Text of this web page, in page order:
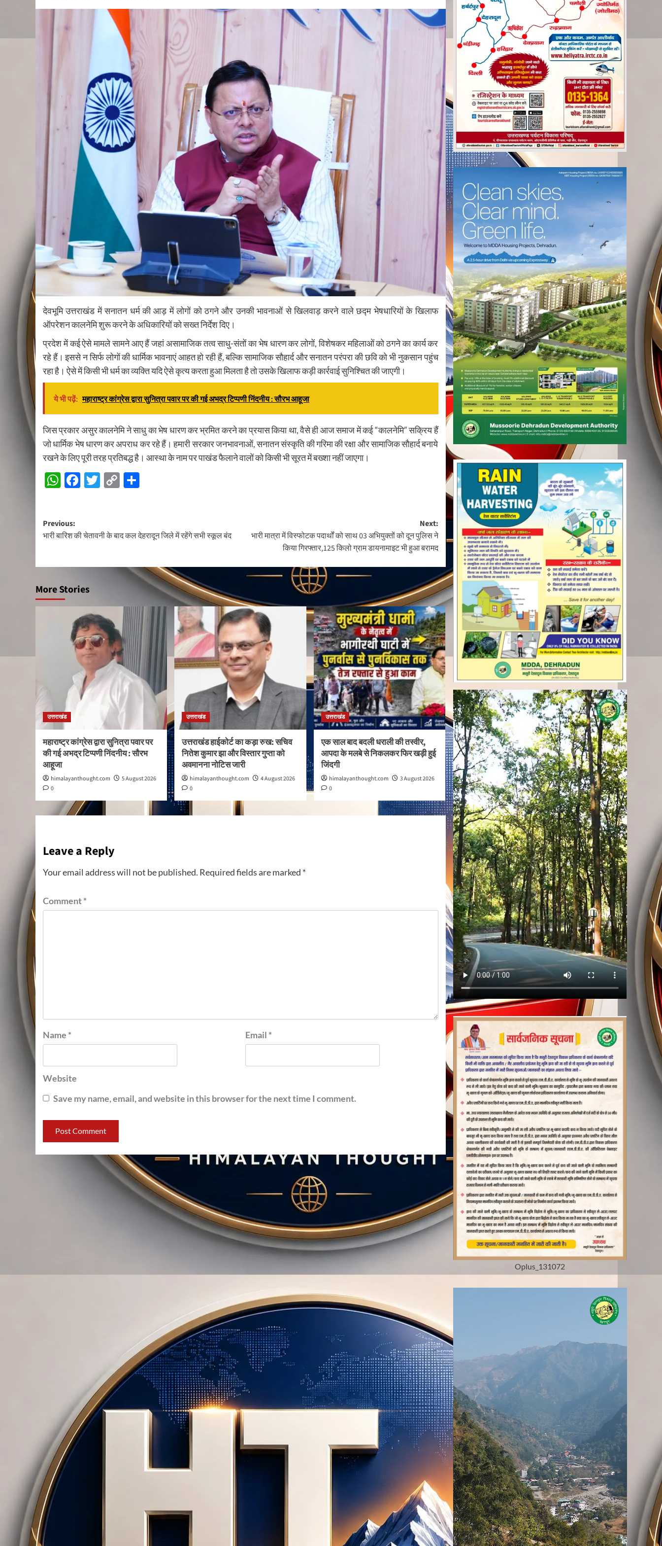
देवभूमि उत्तराखंड में सनातन धर्म की आड़ में लोगों को ठगने और उनकी भावनाओं से खिलवाड़ करने वाले छद्म भेषधारियों के खिलाफ
ऑपरेशन कालनेमि शुरू करने के अधिकारियों को सख्त निर्देश दिए।
प्रदेश में कई ऐसे मामले सामने आए हैं जहां असामाजिक तत्व साधु-संतों का भेष धारण कर लोगों, विशेषकर महिलाओं को ठगने का कार्य कर
रहे हैं। इससे न सिर्फ लोगों की धार्मिक भावनाएं आहत हो रही हैं, बल्कि सामाजिक सौहार्द और सनातन परंपरा की छवि को भी नुकसान पहुंच
रहा है। ऐसे में किसी भी धर्म का व्यक्ति यदि ऐसे कृत्य करता हुआ मिलता है तो उसके खिलाफ कड़ी कार्रवाई सुनिश्चित की जाएगी।
ये भी पढ़ें: महाराष्ट्र कांग्रेस द्वारा सुनित्रा पवार पर की गई अभद्र टिप्पणी निंदनीय : सौरभ आहूजा
जिस प्रकार असुर कालनेमि ने साधु का भेष धारण कर भ्रमित करने का प्रयास किया था, वैसे ही आज समाज में कई “कालनेमि” सक्रिय हैं
जो धार्मिक भेष धारण कर अपराध कर रहे हैं। हमारी सरकार जनभावनाओं, सनातन संस्कृति की गरिमा की रक्षा और सामाजिक सौहार्द बनाये
रखने के लिए पूरी तरह प्रतिबद्ध है। आस्था के नाम पर पाखंड फैलाने वालों को किसी भी सूरत में बख्शा नहीं जाएगा।
WhatsApp
Facebook
Twitter
Copy
Post
navigation
Previous:
भारी बारिश की चेतावनी के बाद कल देहरादून जिले में रहेंगे सभी स्कूल बंद
Next:
भारी मात्रा में विस्फोटक पदार्थों को साथ 03 अभियुक्तों को दून पुलिस ने
किया गिरफ्तार,125 किलो ग्राम डायनामाइट भी हुआ बरामद
More Stories
उत्तराखंड
महाराष्ट्र कांग्रेस द्वारा सुनित्रा पवार पर
की गई अभद्र टिप्पणी निंदनीय : सौरभ
आहूजा
himalayanthought.com
5 August 2026
0
उत्तराखंड
उत्तराखंड हाईकोर्ट का कड़ा रुख: सचिव
नितेश कुमार झा और विस्तार गुप्ता को
अवमानना नोटिस जारी
himalayanthought.com
4 August 2026
0
उत्तराखंड
एक साल बाद बदली धराली की तस्वीर,
आपदा के मलबे से निकलकर फिर खड़ी हुई
जिंदगी
himalayanthought.com
3 August 2026
0
Leave a Reply
Your email address will not be published. Required fields are marked *
Comment*
Name * Email *
Website
Save my name, email, and website in this browser for the next time I comment.
Oplus_131072